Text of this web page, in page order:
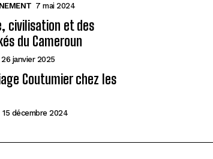
7 mai 2024
civilisation et des
du Cameroun
26 janvier 2025
Coutumier chez les
15 décembre 2024